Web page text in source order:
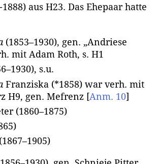
aus H23. Das Ehepaar hatte
(1853–1930), gen. „Andriese
mit Adam Roth, s. H1
s.u.
Franziska (*1858) war verh. mit
H9, gen. Mefrenz [Anm. 10]
(1860–1875)
(1867–1905)